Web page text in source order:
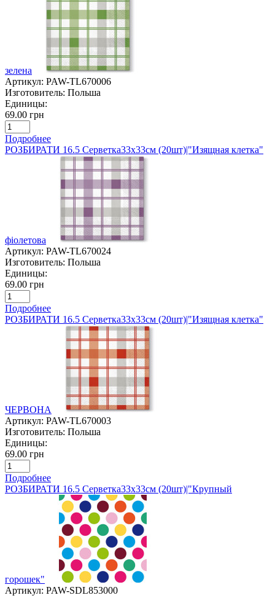
зелена
Артикул: PAW-TL670006
Изготовитель: Польша
Единицы:
69.00 грн
Подробнее
РОЗБИРАТИ 16.5 Серветка33х33см (20шт)|"Изящная клетка"
фіолетова
Артикул: PAW-TL670024
Изготовитель: Польша
Единицы:
69.00 грн
Подробнее
РОЗБИРАТИ 16.5 Серветка33х33см (20шт)|"Изящная клетка"
ЧЕРВОНА
Артикул: PAW-TL670003
Изготовитель: Польша
Единицы:
69.00 грн
Подробнее
РОЗБИРАТИ 16.5 Серветка33х33см (20шт)|"Крупный
горошек"
Артикул: PAW-SDL853000